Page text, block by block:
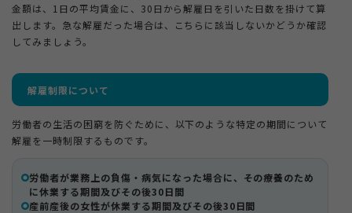
金額は、1日の平均賃金に、30日から解雇日を引いた日数を掛けて算
出します。急な解雇だった場合は、こちらに該当しないかどうか確認
してみましょう。
解雇制限について
労働者の生活の困窮を防ぐために、以下のような特定の期間について
解雇を一時制限するものです。
労働者が業務上の負傷・病気になった場合に、その療養のため
に休業する期間及びその後30日間
産前産後の女性が休業する期間及びその後30日間